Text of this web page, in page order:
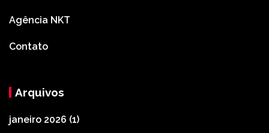
Agência NKT
Contato
Arquivos
janeiro 2026 (1)